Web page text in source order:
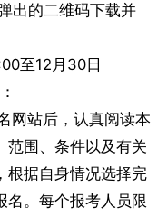
出的二维码下载并
至12月30日
网站后，认真阅读本
范围、条件以及有关
根据自身情况选择完
名。每个报考人员限